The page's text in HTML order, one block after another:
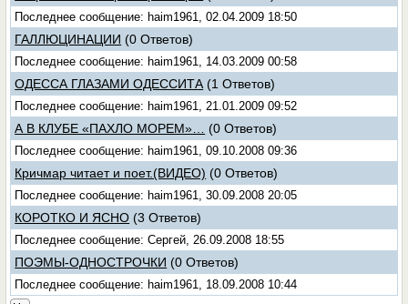
Последнее сообщение: haim1961, 02.04.2009 18:50
ГАЛЛЮЦИНАЦИИ (0 Ответов)
Последнее сообщение: haim1961, 14.03.2009 00:58
ОДЕССА ГЛАЗАМИ ОДЕССИТА (1 Ответов)
Последнее сообщение: haim1961, 21.01.2009 09:52
А В КЛУБЕ «ПАХЛО МОРЕМ»… (0 Ответов)
Последнее сообщение: haim1961, 09.10.2008 09:36
Кричмар читает и поет.(ВИДЕО) (0 Ответов)
Последнее сообщение: haim1961, 30.09.2008 20:05
КОРОТКО И ЯСНО (3 Ответов)
Последнее сообщение: Сергей, 26.09.2008 18:55
ПОЭМЫ-ОДНОСТРОЧКИ (0 Ответов)
Последнее сообщение: haim1961, 18.09.2008 10:44